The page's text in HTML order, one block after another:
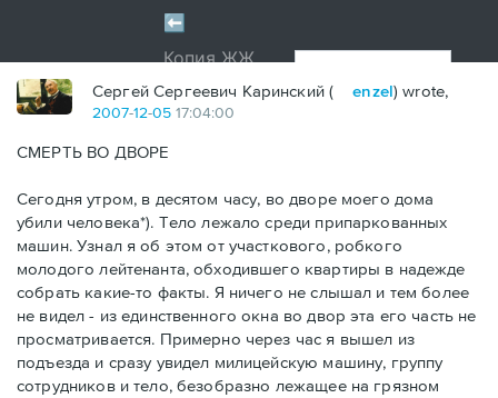
Сергей Сергеевич Каринский ( enzel) wrote,
2007-12-05 17:04:00
СМЕРТЬ ВО ДВОРЕ
Сегодня утром, в десятом часу, во дворе моего дома
убили человека*). Тело лежало среди припаркованных
машин. Узнал я об этом от участкового, робкого
молодого лейтенанта, обходившего квартиры в надежде
собрать какие-то факты. Я ничего не слышал и тем более
не видел - из единственного окна во двор эта его часть не
просматривается. Примерно через час я вышел из
подъезда и сразу увидел милицейскую машину, группу
сотрудников и тело, безобразно лежащее на грязном